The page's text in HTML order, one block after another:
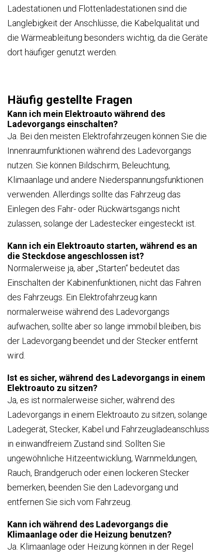
Ladestationen und Flottenladestationen sind die
Langlebigkeit der Anschlüsse, die Kabelqualität und
die Wärmeableitung besonders wichtig, da die Geräte
dort häufiger genutzt werden.
Häufig gestellte Fragen
Kann ich mein Elektroauto während des
Ladevorgangs einschalten?
Ja. Bei den meisten Elektrofahrzeugen können Sie die
Innenraumfunktionen während des Ladevorgangs
nutzen. Sie können Bildschirm, Beleuchtung,
Klimaanlage und andere Niederspannungsfunktionen
verwenden. Allerdings sollte das Fahrzeug das
Einlegen des Fahr- oder Rückwärtsgangs nicht
zulassen, solange der Ladestecker eingesteckt ist.
Kann ich ein Elektroauto starten, während es an
die Steckdose angeschlossen ist?
Normalerweise ja, aber „Starten“ bedeutet das
Einschalten der Kabinenfunktionen, nicht das Fahren
des Fahrzeugs. Ein Elektrofahrzeug kann
normalerweise während des Ladevorgangs
aufwachen, sollte aber so lange immobil bleiben, bis
der Ladevorgang beendet und der Stecker entfernt
wird.
Ist es sicher, während des Ladevorgangs in einem
Elektroauto zu sitzen?
Ja, es ist normalerweise sicher, während des
Ladevorgangs in einem Elektroauto zu sitzen, solange
Ladegerät, Stecker, Kabel und Fahrzeugladeanschluss
in einwandfreiem Zustand sind. Sollten Sie
ungewöhnliche Hitzeentwicklung, Warnmeldungen,
Rauch, Brandgeruch oder einen lockeren Stecker
bemerken, beenden Sie den Ladevorgang und
entfernen Sie sich vom Fahrzeug.
Kann ich während des Ladevorgangs die
Klimaanlage oder die Heizung benutzen?
Ja. Klimaanlage oder Heizung können in der Regel